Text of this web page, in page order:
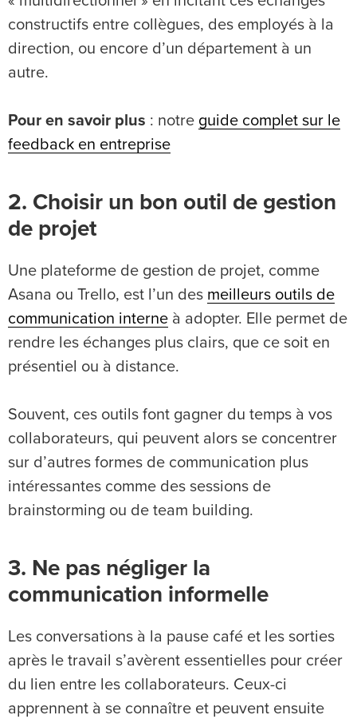
constructifs entre collègues, des employés à la
direction, ou encore d’un département à un
autre.
Pour en savoir plus : notre guide complet sur le
feedback en entreprise
2. Choisir un bon outil de gestion
de projet
Une plateforme de gestion de projet, comme
Asana ou Trello, est l’un des meilleurs outils de
communication interne à adopter. Elle permet de
rendre les échanges plus clairs, que ce soit en
présentiel ou à distance.
Souvent, ces outils font gagner du temps à vos
collaborateurs, qui peuvent alors se concentrer
sur d’autres formes de communication plus
intéressantes comme des sessions de
brainstorming ou de team building.
3. Ne pas négliger la
communication informelle
Les conversations à la pause café et les sorties
après le travail s’avèrent essentielles pour créer
du lien entre les collaborateurs. Ceux-ci
apprennent à se connaître et peuvent ensuite